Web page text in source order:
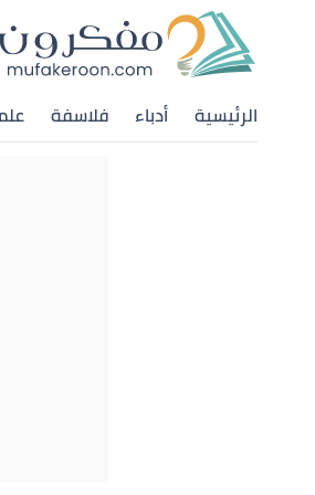
الرئيسية أدباء فلاسفة